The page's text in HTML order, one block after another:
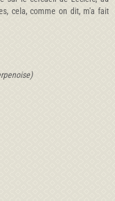
cela, comme on dit, m'a fait